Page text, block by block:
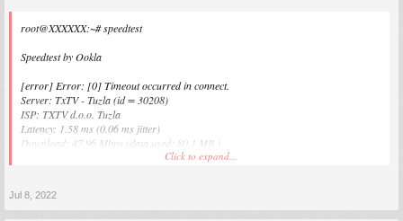
root@XXXXXX:~# speedtest
Speedtest by Ookla
[error] Error: [0] Timeout occurred in connect.
Server: TxTV - Tuzla (id = 30208)
ISP: TXTV d.o.o. Tuzla
Latency: 1.58 ms (0.06 ms jitter)
Download: 47.96 Mbps (data used: 80.1 MB )
Upload: 29.31 Mbps (data used: 53.8 MB )
d82909784719
root@XXXXXX:~# speedtest
Click to expand...
Jul 8, 2022